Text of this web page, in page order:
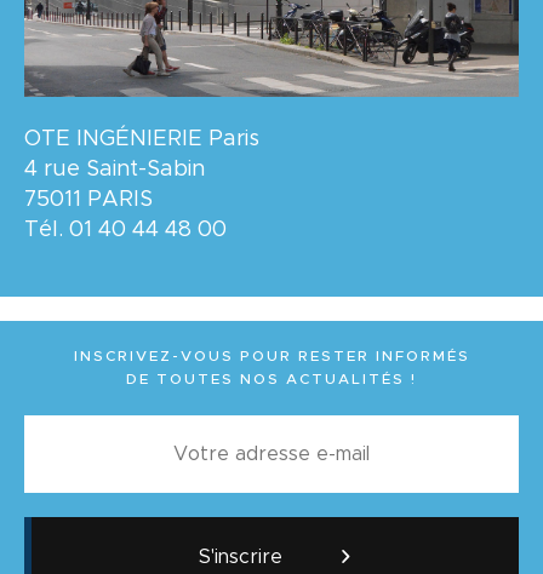
OTE INGÉNIERIE Paris
4 rue Saint-Sabin
75011 PARIS
Tél. 01 40 44 48 00
INSCRIVEZ-VOUS POUR RESTER INFORMÉS
DE TOUTES NOS ACTUALITÉS !
S'inscrire